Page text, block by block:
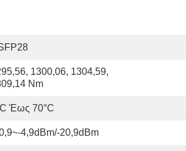
1300,06, 1304,59,
Nm
Έως 70°C
4,9dBm/-20,9dBm